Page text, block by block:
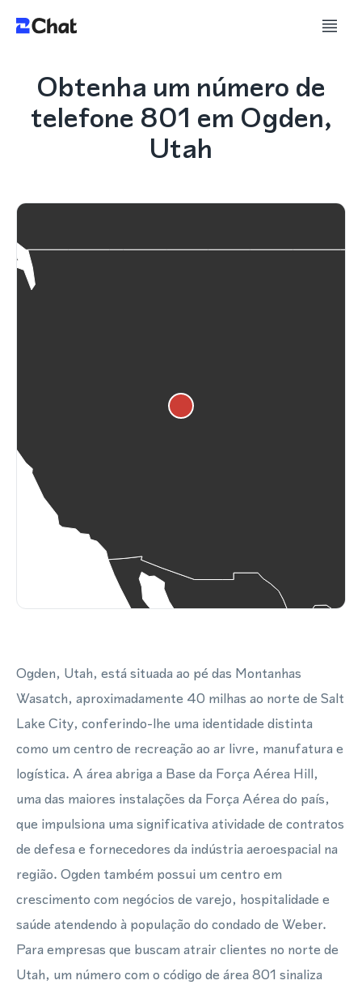
Obtenha um número de
telefone 801 em Ogden,
Utah
Ogden, Utah, está situada ao pé das Montanhas
Wasatch, aproximadamente 40 milhas ao norte de Salt
Lake City, conferindo-lhe uma identidade distinta
como um centro de recreação ao ar livre, manufatura e
logística. A área abriga a Base da Força Aérea Hill,
uma das maiores instalações da Força Aérea do país,
que impulsiona uma significativa atividade de contratos
de defesa e fornecedores da indústria aeroespacial na
região. Ogden também possui um centro em
crescimento com negócios de varejo, hospitalidade e
saúde atendendo à população do condado de Weber.
Para empresas que buscam atrair clientes no norte de
Utah, um número com o código de área 801 sinaliza